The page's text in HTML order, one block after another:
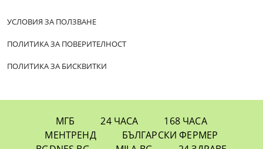
УСЛОВИЯ ЗА ПОЛЗВАНЕ
ПОЛИТИКА ЗА ПОВЕРИТЕЛНОСТ
ПОЛИТИКА ЗА БИСКВИТКИ
МГБ 24 ЧАСА
168 ЧАСА
МЕНТРЕНД
БЪЛГАРСКИ ФЕРМЕР